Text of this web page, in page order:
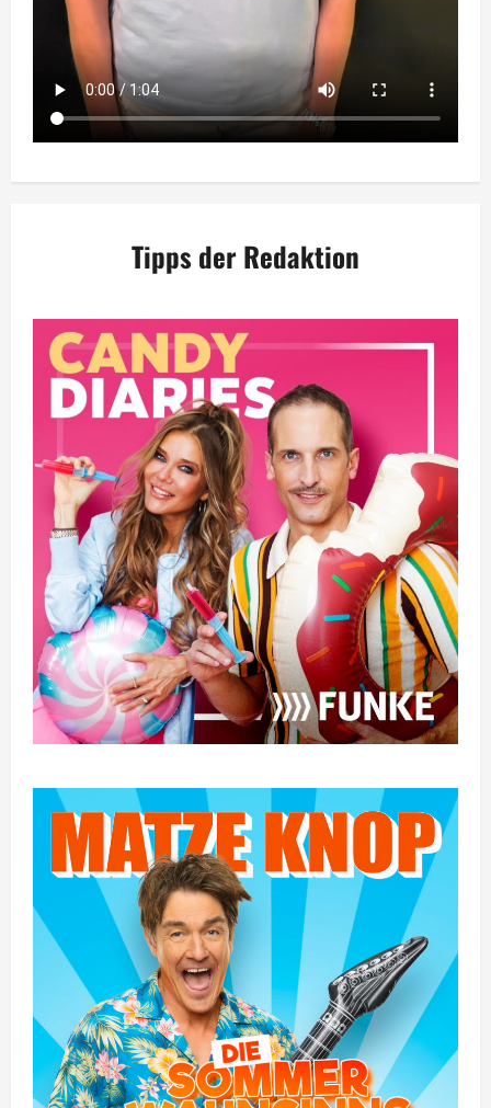
Tipps der Redaktion